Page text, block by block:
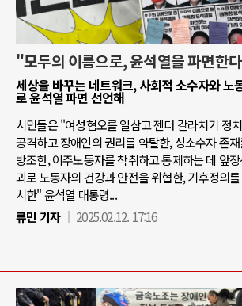
"모두의 이름으로, 윤석열을 파면한
세상을 바꾸는 네트워크, 사회적 소수자와 노
로 윤석열 파면 선언해
시민들은 "여성혐오를 일삼고 젠더 갈라치기 정
공격하고 장애인의 권리를 약탈한, 성소수자 존
방조한, 이주노동자를 착취하고 통제하는 데 앞
괴로 노동자의 건강과 안전을 위협한, 기후정의
시한" 윤석열 대통령...
류민 기자
2025.02.12. 17:16